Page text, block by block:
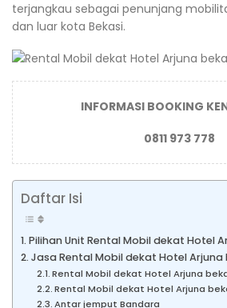
terjangkau sebagai penunjang
dan luar kota Bekasi.
INFORMASI BOOKING
0811 973 778
Daftar Isi
Pilihan Unit Rental Mobil dekat Hotel
Jasa Rental Mobil dekat Hotel Arjuna
Rental Mobil dekat Hotel Arjuna
Rental Mobil dekat Hotel Arjuna
Antar jemput Bandara